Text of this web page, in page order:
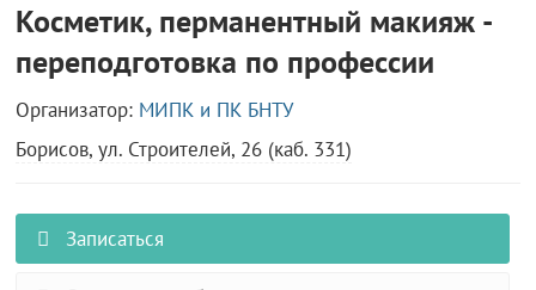
Косметик, перманентный макияж -
переподготовка по профессии
Организатор: МИПК и ПК БНТУ
Борисов, ул. Строителей, 26 (каб. 331)
Записаться